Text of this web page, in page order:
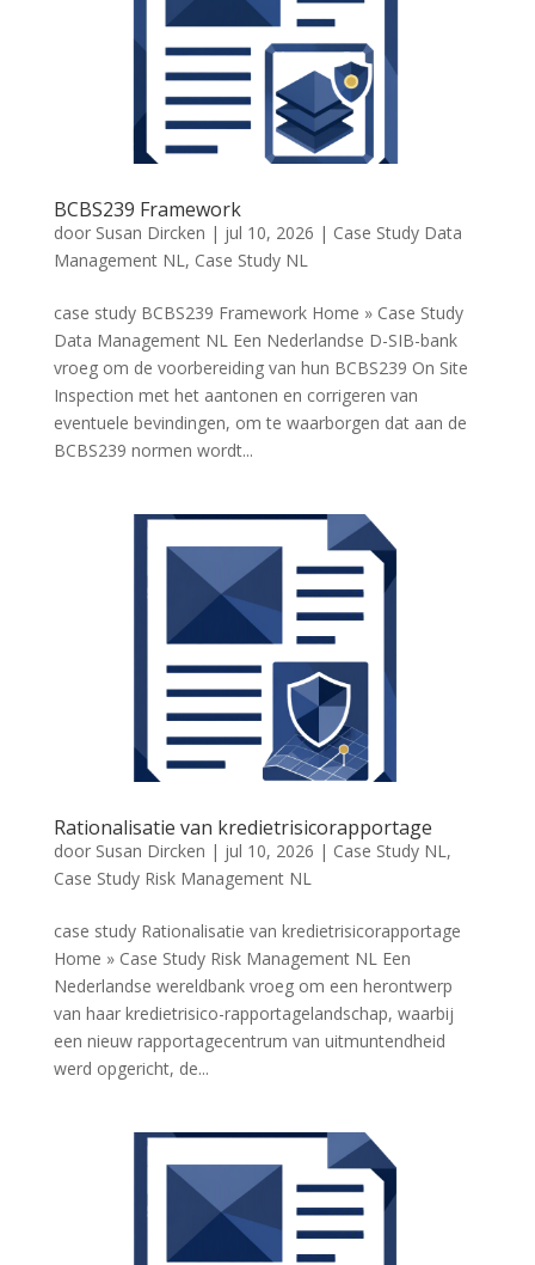
BCBS239 Framework
door Susan Dircken | jul 10, 2026 | Case Study Data
Management NL , Case Study NL
case study BCBS239 Framework Home » Case Study
Data Management NL Een Nederlandse D-SIB-bank
vroeg om de voorbereiding van hun BCBS239 On Site
Inspection met het aantonen en corrigeren van
eventuele bevindingen, om te waarborgen dat aan de
BCBS239 normen wordt...
Rationalisatie van kredietrisicorapportage
door Susan Dircken | jul 10, 2026 | Case Study NL ,
Case Study Risk Management NL
case study Rationalisatie van kredietrisicorapportage
Home » Case Study Risk Management NL Een
Nederlandse wereldbank vroeg om een herontwerp
van haar kredietrisico-rapportagelandschap, waarbij
een nieuw rapportagecentrum van uitmuntendheid
werd opgericht, de...